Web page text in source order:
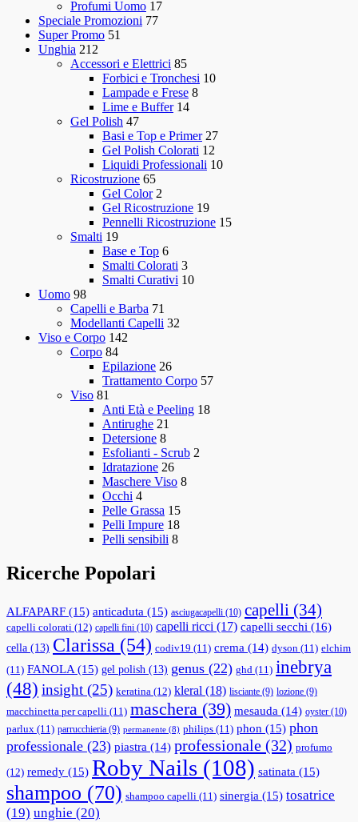
Profumi Uomo 17
Speciale Promozioni 77
Super Promo 51
Unghia 212
Accessori e Elettrici 85
Forbici e Tronchesi 10
Lampade e Frese 8
Lime e Buffer 14
Gel Polish 47
Basi e Top e Primer 27
Gel Polish Colorati 12
Liquidi Professionali 10
Ricostruzione 65
Gel Color 2
Gel Ricostruzione 19
Pennelli Ricostruzione 15
Smalti 19
Base e Top 6
Smalti Colorati 3
Smalti Curativi 10
Uomo 98
Capelli e Barba 71
Modellanti Capelli 32
Viso e Corpo 142
Corpo 84
Epilazione 26
Trattamento Corpo 57
Viso 81
Anti Età e Peeling 18
Antirughe 21
Detersione 8
Esfolianti - Scrub 2
Idratazione 26
Maschere Viso 8
Occhi 4
Pelle Grassa 15
Pelli Impure 18
Pelli sensibili 8
Ricerche Popolari
ALFAPARF (15) anticaduta (15) asciugacapelli (10) capelli (34)
capelli colorati (12) capelli fini (10) capelli ricci (17) capelli secchi (16)
cella (13) Clarissa (54) codiv19 (11) crema (14) dyson (11) elchim
(11) FANOLA (15) gel polish (13) genus (22) ghd (11) inebrya
(48) insight (25) keratina (12) kleral (18) lisciante (9) lozione (9)
macchinetta per capelli (11) maschera (39) mesauda (14) oyster (10)
parlux (11) parrucchieria (9) permanente (8) philips (11) phon (15) phon
professionale (23) piastra (14) professionale (32) profumo
(12) remedy (15) Roby Nails (108) satinata (15)
shampoo (70) shampoo capelli (11) sinergia (15) tosatrice
(19) unghie (20)